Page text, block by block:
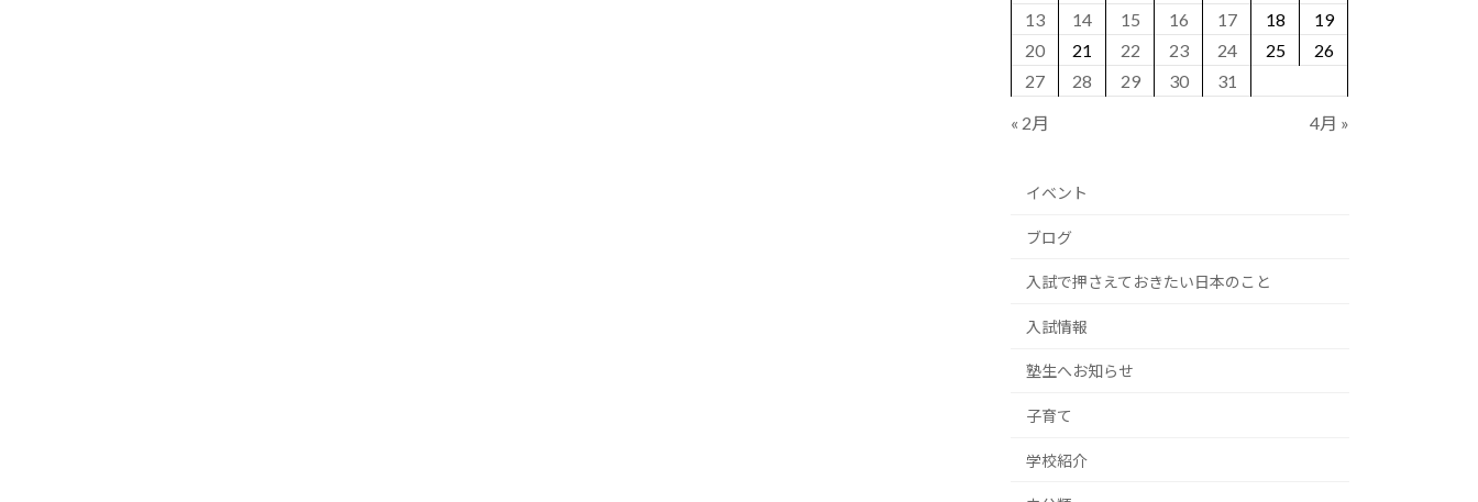
13
14 15 16 17 18
19
20
21 22 23 24 25
26
27
28 29 30 31
« 2月 4月 »
イベント
ブログ
入試で押さえておきたい日本のこと
入試情報
塾生へお知らせ
子育て
学校紹介